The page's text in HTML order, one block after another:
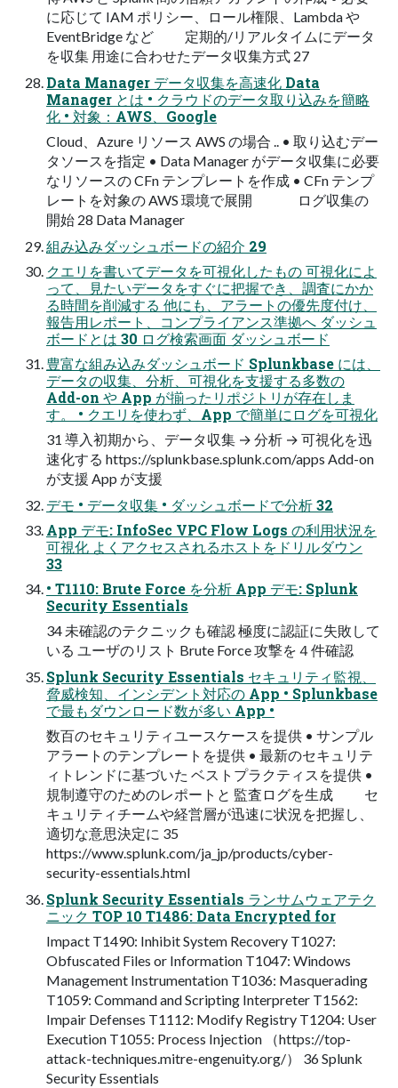
に応じて IAM ポリシー、ロール権限、Lambda や
EventBridge など 定期的/リアルタイムにデータ
を収集 ⽤途に合わせたデータ収集⽅式 27
Data Manager データ収集を⾼速化 Data
Manager とは • クラウドのデータ取り込みを簡略
化 • 対象：AWS、Google
Cloud、Azure リソース AWS の場合 .. • 取り込むデー
タソースを指定 • Data Manager がデータ収集に必要
なリソースの CFn テンプレートを作成 • CFn テンプ
レートを対象の AWS 環境で展開 ログ収集の
開始 28 Data Manager
組み込みダッシュボードの紹介 29
クエリを書いてデータを可視化したもの 可視化によ
って、⾒たいデータをすぐに把握でき、調査にかか
る時間を削減する 他にも、アラートの優先度付け、
報告⽤レポート、コンプライアンス準拠へ ダッシュ
ボードとは 30 ログ検索画⾯ ダッシュボード
豊富な組み込みダッシュボード Splunkbase には、
データの収集、分析、可視化を⽀援する多数の
Add-on や App が揃ったリポジトリが存在しま
す。 • クエリを使わず、App で簡単にログを可視化
31 導⼊初期から、データ収集 → 分析 → 可視化を迅
速化する https://splunkbase.splunk.com/apps Add-on
が⽀援 App が⽀援
デモ • データ収集 • ダッシュボードで分析 32
App デモ: InfoSec VPC Flow Logs の利⽤状況を
可視化 よくアクセスされるホストをドリルダウン
33
• T1110: Brute Force を分析 App デモ: Splunk
Security Essentials
34 未確認のテクニックも確認 極度に認証に失敗して
いる ユーザのリスト Brute Force 攻撃を４件確認
Splunk Security Essentials セキュリティ監視、
脅威検知、インシデント対応の App • Splunkbase
で最もダウンロード数が多い App •
数百のセキュリティユースケースを提供 • サンプル
アラートのテンプレートを提供 • 最新のセキュリテ
ィトレンドに基づいた ベストプラクティスを提供 •
規制遵守のためのレポートと 監査ログを⽣成 セ
キュリティチームや経営層が迅速に状況を把握し、
適切な意思決定に 35
https://www.splunk.com/ja_jp/products/cyber-
security-essentials.html
Splunk Security Essentials ランサムウェアテク
ニック TOP 10 T1486: Data Encrypted for
Impact T1490: Inhibit System Recovery T1027:
Obfuscated Files or Information T1047: Windows
Management Instrumentation T1036: Masquerading
T1059: Command and Scripting Interpreter T1562:
Impair Defenses T1112: Modify Registry T1204: User
Execution T1055: Process Injection （https://top-
attack-techniques.mitre-engenuity.org/） 36 Splunk
Security Essentials